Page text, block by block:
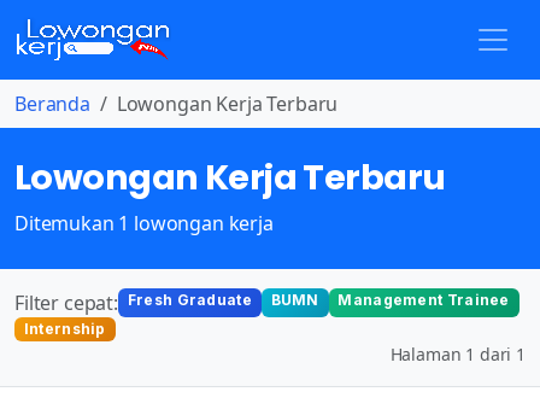
Beranda Lowongan Kerja Terbaru
Lowongan Kerja Terbaru
Ditemukan 1 lowongan kerja
Filter cepat: Fresh Graduate BUMN
Management Trainee
Internship
Halaman 1 dari 1